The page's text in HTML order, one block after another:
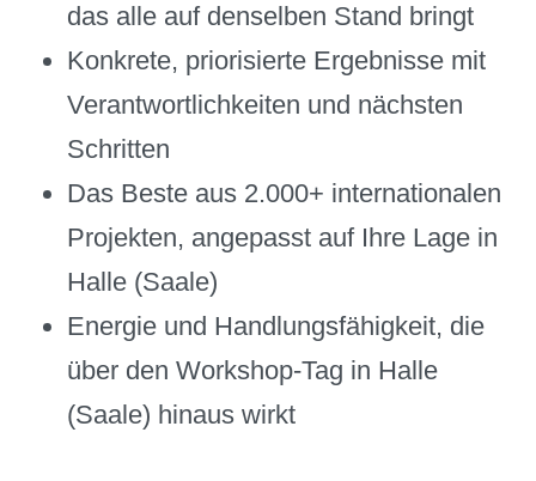
das alle auf denselben Stand bringt
Konkrete, priorisierte Ergebnisse mit
Verantwortlichkeiten und nächsten
Schritten
Das Beste aus 2.000+ internationalen
Projekten, angepasst auf Ihre Lage in
Halle (Saale)
Energie und Handlungsfähigkeit, die
über den Workshop-Tag in Halle
(Saale) hinaus wirkt